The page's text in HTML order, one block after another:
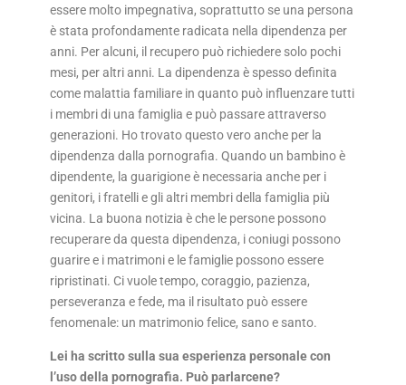
essere molto impegnativa, soprattutto se una persona
è stata profondamente radicata nella dipendenza per
anni. Per alcuni, il recupero può richiedere solo pochi
mesi, per altri anni. La dipendenza è spesso definita
come malattia familiare in quanto può influenzare tutti
i membri di una famiglia e può passare attraverso
generazioni. Ho trovato questo vero anche per la
dipendenza dalla pornografia. Quando un bambino è
dipendente, la guarigione è necessaria anche per i
genitori, i fratelli e gli altri membri della famiglia più
vicina. La buona notizia è che le persone possono
recuperare da questa dipendenza, i coniugi possono
guarire e i matrimoni e le famiglie possono essere
ripristinati. Ci vuole tempo, coraggio, pazienza,
perseveranza e fede, ma il risultato può essere
fenomenale: un matrimonio felice, sano e santo.
Lei ha scritto sulla sua esperienza personale con
l’uso della pornografia. Può parlarcene?